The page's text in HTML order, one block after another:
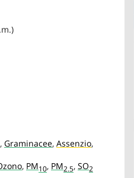
, Graminacee, Assenzio,
, PM10, PM2.5, SO2